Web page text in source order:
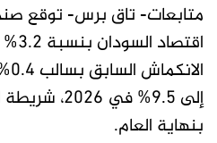
متابعات- تاق برس- توقع
إلى 9.5% في
بنهاية العام.